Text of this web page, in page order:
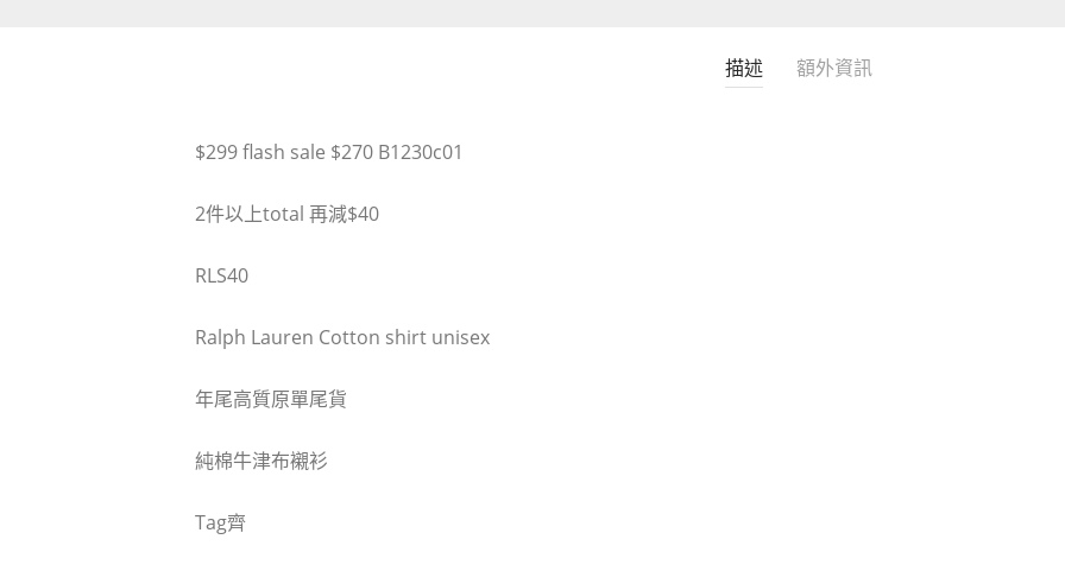
描述 額外資訊
$299 flash sale $270 B1230c01
2件以上total 再減$40
RLS40
Ralph Lauren Cotton shirt unisex
年尾高質原單尾貨
純棉牛津布襯衫
Tag齊